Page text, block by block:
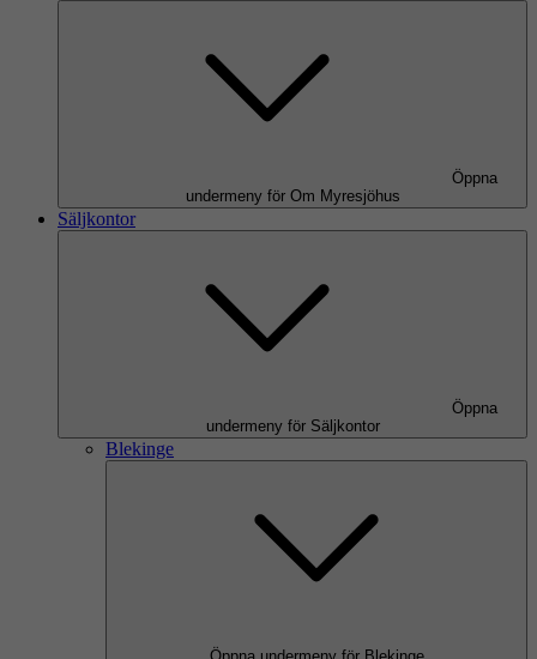
Öppna
undermeny för Om Myresjöhus
Säljkontor
Öppna
undermeny för Säljkontor
Blekinge